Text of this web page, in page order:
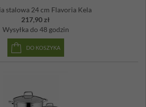
stalowa 24 cm Flavoria Kela
217,90 zł
Wysyłka do 48 godzin
DO KOSZYKA